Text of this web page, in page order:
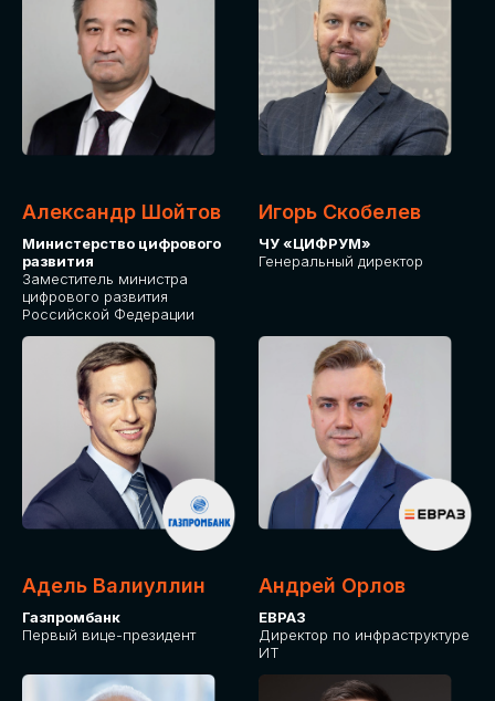
Александр Шойтов
Министерство цифрового
развития
Заместитель министра
цифрового развития
Российской Федерации
Игорь Скобелев
ЧУ «ЦИФРУМ»
Генеральный директор
Адель Валиуллин
Газпромбанк
Первый вице-президент
Андрей Орлов
ЕВРАЗ
Директор по инфраструктуре
ИТ